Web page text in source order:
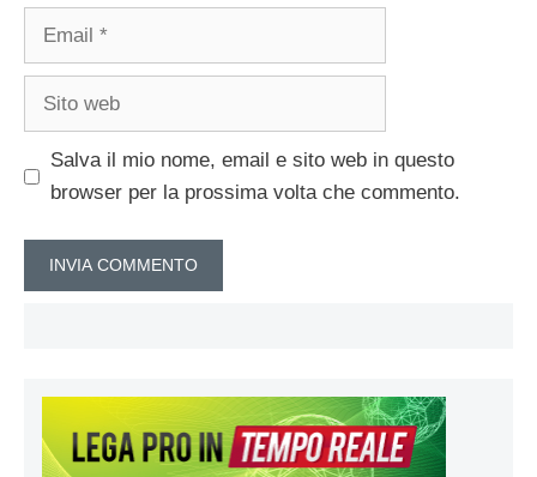
Email
Sito
Salva il mio nome, email e sito web in questo
browser per la prossima volta che commento.